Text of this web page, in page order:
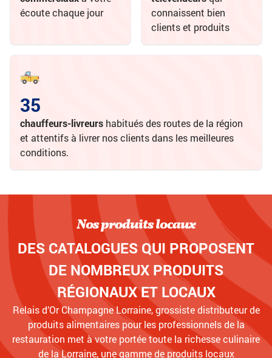
écoute chaque jour
connaissent bien
clients et produits
35
chauffeurs-livreurs habitués des routes de la région
et attentifs à livrer nos clients dans les meilleures
conditions.
Nos produits locaux
DES CATALOGUES QUI PROPOSENT
DE NOMBREUX PRODUITS
RÉGIONAUX ET LOCAUX
Relais d’Or Champagne Lorraine, grossiste distributeur de
produits alimentaires pour les professionnels de la
restauration met à votre portée toute la richesse culinaire
de la Lorraine, une gamme de produits locaux